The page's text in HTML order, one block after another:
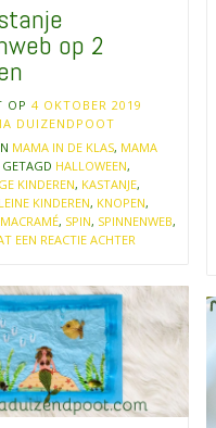
op 2
OP 4 OKTOBER 2019
DUIZENDPOOT
MAMA IN DE KLAS, MAMA
GETAGD HALLOWEEN,
KINDEREN, KASTANJE,
KINDEREN, KNOPEN,
MACRAMÉ, SPIN, SPINNENWEB,
EEN REACTIE ACHTER